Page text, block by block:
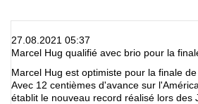
27.08.2021 05:37
Marcel Hug qualifié avec brio pour la
Marcel Hug est optimiste pour la finale
Avec 12 centièmes d'avance sur
établit le nouveau record réalisé lors des